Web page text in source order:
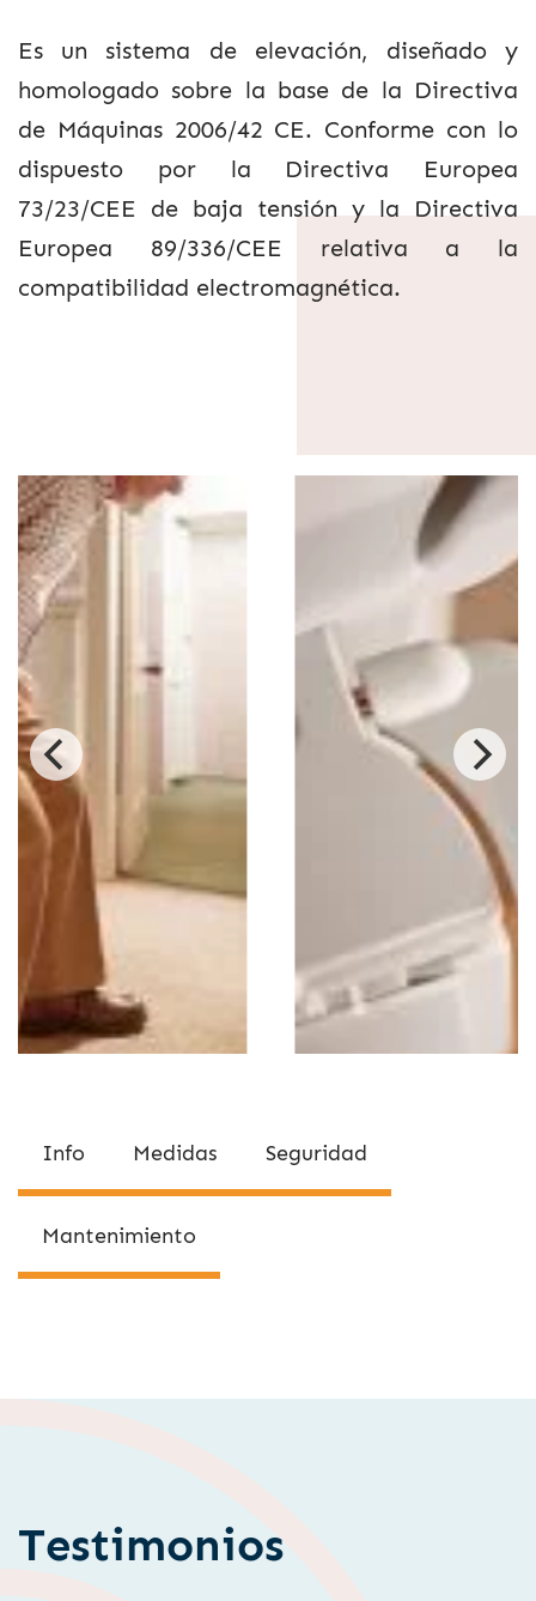
Es un sistema de elevación, diseñado y
homologado sobre la base de la Directiva
de Máquinas 2006/42 CE. Conforme con lo
dispuesto por la Directiva Europea
73/23/CEE de baja tensión y la Directiva
Europea 89/336/CEE relativa a la
compatibilidad electromagnética.
Info Medidas Seguridad
Mantenimiento
Testimonios